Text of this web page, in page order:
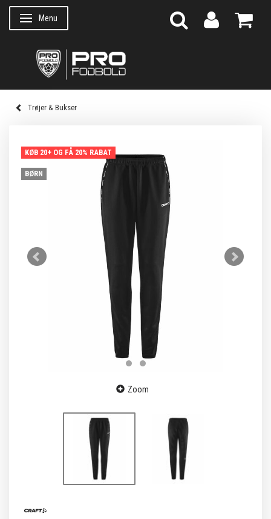
Skifte navigation
Menu
Trøjer & Bukser
KØB 20+ OG FÅ 20% RABAT
BØRN
Zoom